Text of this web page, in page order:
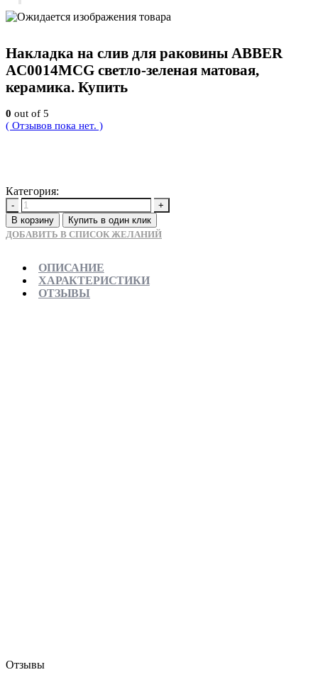
Накладка на слив для раковины ABBER
AC0014MCG светло-зеленая матовая,
керамика. Купить
0 out of 5
( Отзывов пока нет. )
Категория:
-
+
В корзину
Купить в один клик
ДОБАВИТЬ В СПИСОК ЖЕЛАНИЙ
ОПИСАНИЕ
ХАРАКТЕРИСТИКИ
ОТЗЫВЫ
Отзывы